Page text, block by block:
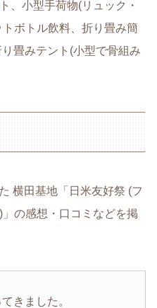
、小型手荷物(リュック・
ボトル飲料、折り畳み簡
畳みテント(小型で骨組み
横田基地「日米友好祭 (フ
の感想・口コミなどを掲
てきました。